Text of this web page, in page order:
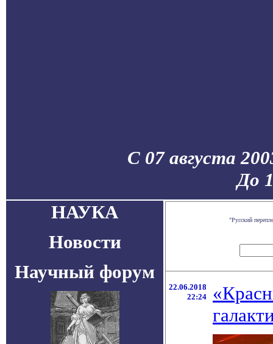
С 07 августа
До
НАУКА
Новости
Научный форум
"Русский
22.06.2018
22:24